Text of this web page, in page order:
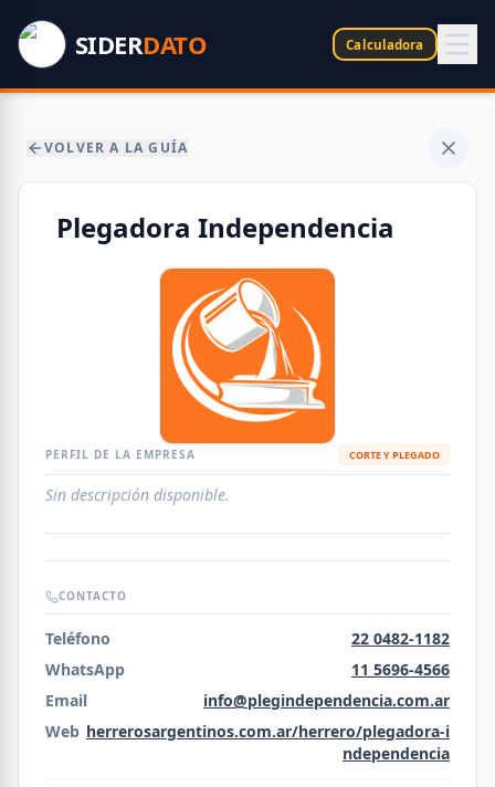
SIDERDATO Calculadora
VOLVER A LA GUÍA
Plegadora Independencia
PERFIL DE LA EMPRESA CORTE Y PLEGADO
Sin descripción disponible.
CONTACTO
Teléfono
22 0482-1182
WhatsApp
11 5696-4566
Email
info@plegindependencia.com.ar
Web herrerosargentinos.com.ar/herrero/plegadora-i
ndependencia